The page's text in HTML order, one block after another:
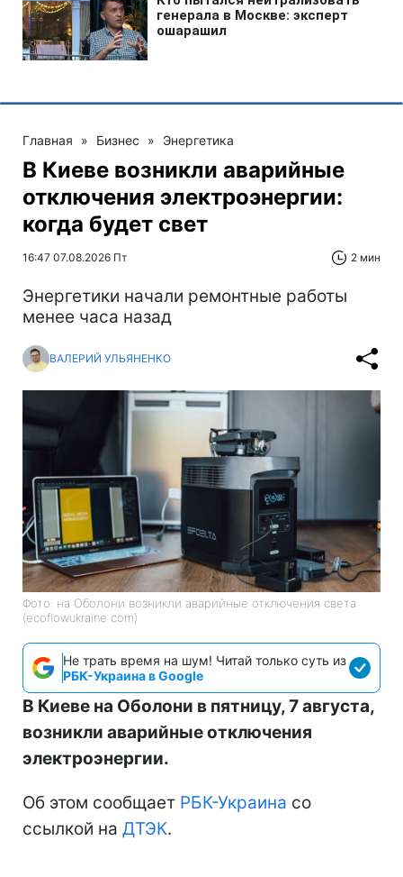
Главная » Бизнес » Энергетика
В Киеве возникли аварийные
отключения электроэнергии:
когда будет свет
16:47 07.08.2026 Пт 2 мин
Энергетики начали ремонтные работы
менее часа назад
ВАЛЕРИЙ УЛЬЯНЕНКО
Фото: на Оболони возникли аварийные отключения света
(ecoflowukraine com)
Не трать время на шум! Читай только суть из
РБК-Украина в Google
В Киеве на Оболони в пятницу, 7 августа,
возникли аварийные отключения
электроэнергии.
Об этом сообщает РБК-Украина со
ссылкой на ДТЭК.